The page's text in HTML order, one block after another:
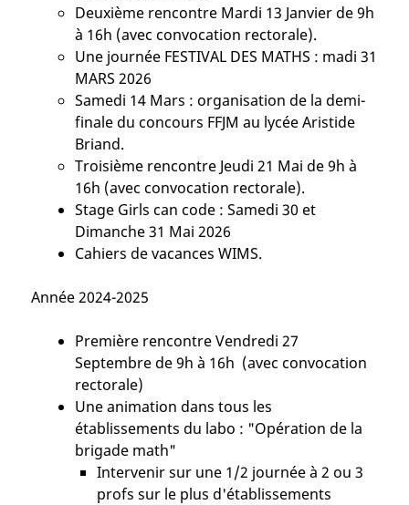
Deuxième rencontre Mardi 13 Janvier de 9h
à 16h (avec convocation rectorale).
Une journée FESTIVAL DES MATHS : madi 31
MARS 2026
Samedi 14 Mars : organisation de la demi-
finale du concours FFJM au lycée Aristide
Briand.
Troisième rencontre Jeudi 21 Mai de 9h à
16h (avec convocation rectorale).
Stage Girls can code : Samedi 30 et
Dimanche 31 Mai 2026
Cahiers de vacances WIMS.
Année 2024-2025
Première rencontre Vendredi 27
Septembre de 9h à 16h (avec convocation
rectorale)
Une animation dans tous les
établissements du labo : "Opération de la
brigade math"
Intervenir sur une 1/2 journée à 2 ou 3
profs sur le plus d'établissements